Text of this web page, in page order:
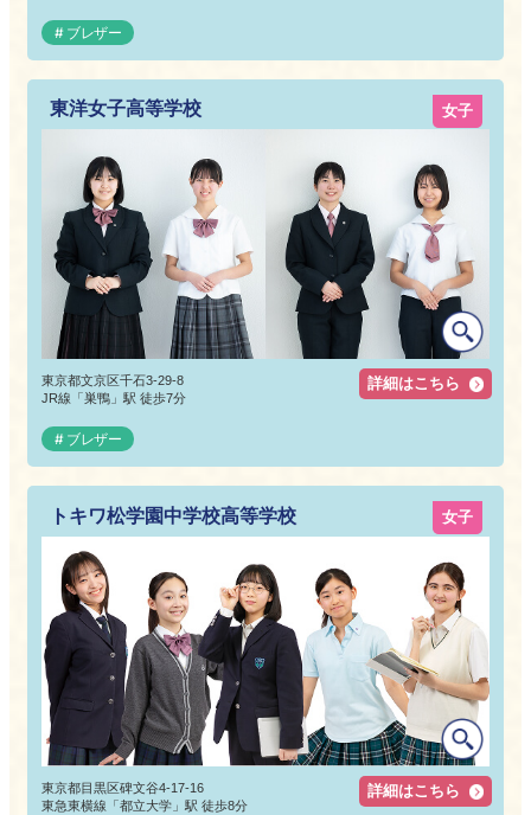
ブレザー
東洋女子高等学校
東京都文京区千石3-29-8
JR線「巣鴨」駅 徒歩7分
ブレザー
女子
詳細はこちら
トキワ松学園中学校高等学校
東京都目黒区碑文谷4-17-16
東急東横線「都立大学」駅 徒歩8分
女子
詳細はこちら